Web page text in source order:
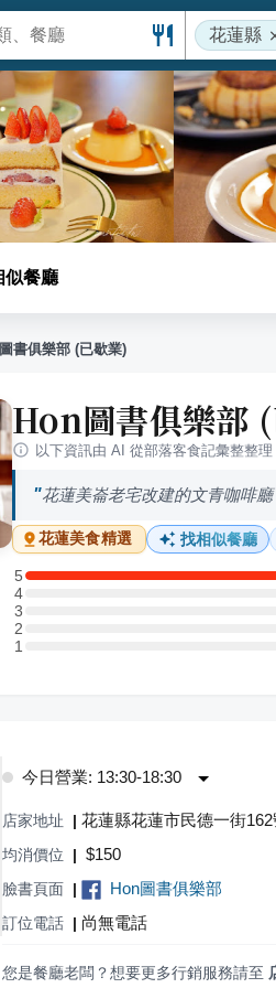
花蓮縣
似餐廳
書俱樂部 (已歇業)
Hon圖書俱樂部
以下資訊由 AI 從部落客食記彙整整理
花蓮美崙老宅改建的文青咖啡
花蓮美食精選 找相似餐廳
5
5 星：2 則評論
4
4 星：0 則評論
3
3 星：0 則評論
2
2 星：0 則評論
11 星：0 則評論
今日營業: 13:30-18:30
店家地址 | 花蓮縣花蓮市民德一街162
均消價位 | $150
臉書頁面 | Hon圖書俱樂部
訂位電話 | 尚無電話
您是餐廳老闆？想要更多行銷服務請至